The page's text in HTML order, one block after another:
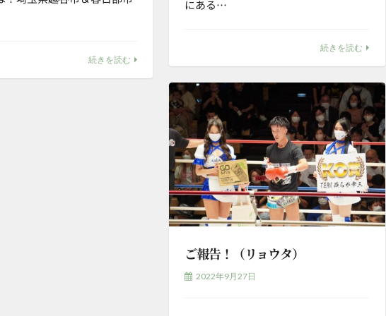
続きを読む
にある…
続きを読む
ご報告！（リョウタ）
2022年9月27日